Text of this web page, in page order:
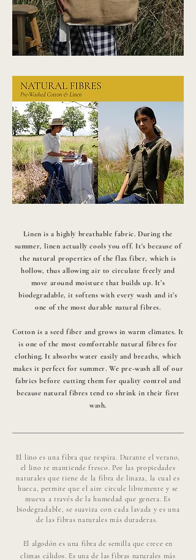
Linen is a highly breathable fabric. During the
summer, linen actually cools you off. It's because of
the natural properties of the flax fiber, which is
hollow, thus allowing air to circulate freely and
move around moisture that builds up. It’s
biodegradable, it softens with every wash and it’s
one of the most durable natural fibres.
Cotton is a seed fiber and grows in warm climates. It
is one of the most comfortable natural fibres for
clothing. It absorbs water easily and breaths, which
makes it perfect for summer. We pre-wash all of our
fabrics before cutting them for quality control and
because natural fibres tend to shrink in their first
wash.
El lino es una fibra que respira. Durante el verano,
el lino te mantiende fresco. Por las propiedades
naturales que tiene de la fibra de linaza, la cual es
hueca, permite que el aire circule libremente y se
mueva a través de la humedad que genera. Es
biodegradable, se suaviza con cada lavada y es una
de las fibras naturales más duraderas.
El algodón es una fibra de semilla que crece en
climas cálidos. Es una de las fibras naturales más